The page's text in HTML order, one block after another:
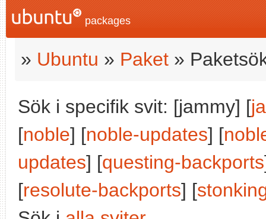
packages
» Ubuntu » Paket »
Sök i specifik svit: [jammy] [
[noble] [noble-updates] [
updates] [questing-backports
[resolute-backports] [